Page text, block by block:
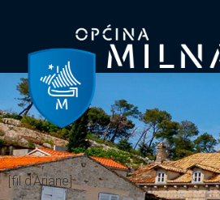
[fil d'Ariane]